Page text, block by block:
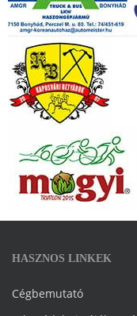
HASZNOS LINKEK
Cégbemutató